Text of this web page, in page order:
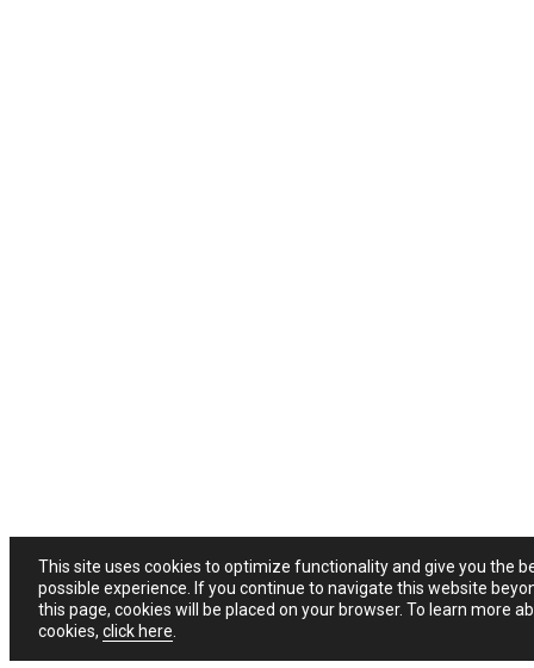
This site uses cookies to optimize functionality and give you the
possible experience. If you continue to navigate this website
this page, cookies will be placed on your browser. To learn more
cookies, click here